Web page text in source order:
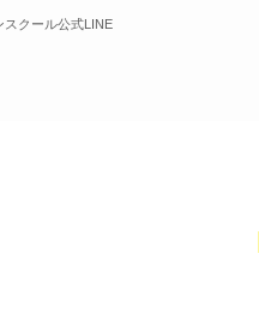
スクール公式LINE